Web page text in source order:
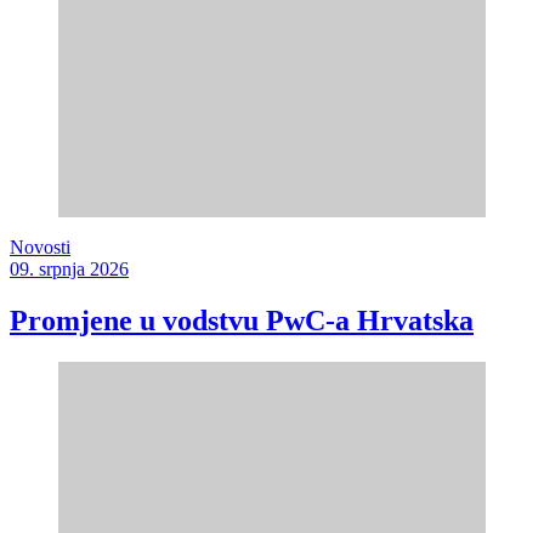
Novosti
09. srpnja 2026
Promjene u vodstvu PwC-a Hrvatska